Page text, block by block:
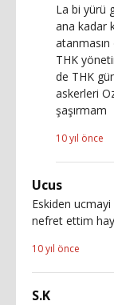
La bi yürü
ana kadar
atanmasın
THK
de THK
askerleri
şaşırmam
10 yıl önce
Ucus
Eskiden
nefret ettim
10 yıl önce
S.K